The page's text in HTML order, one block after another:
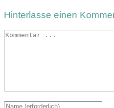
Hinterlasse einen